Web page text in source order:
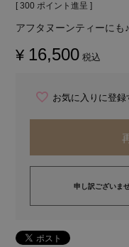
[ 300 ポイント進呈 ]
アフタヌーンティーにも♪
¥ 16,500 税込
お気に入りに登録
申し訳ございま